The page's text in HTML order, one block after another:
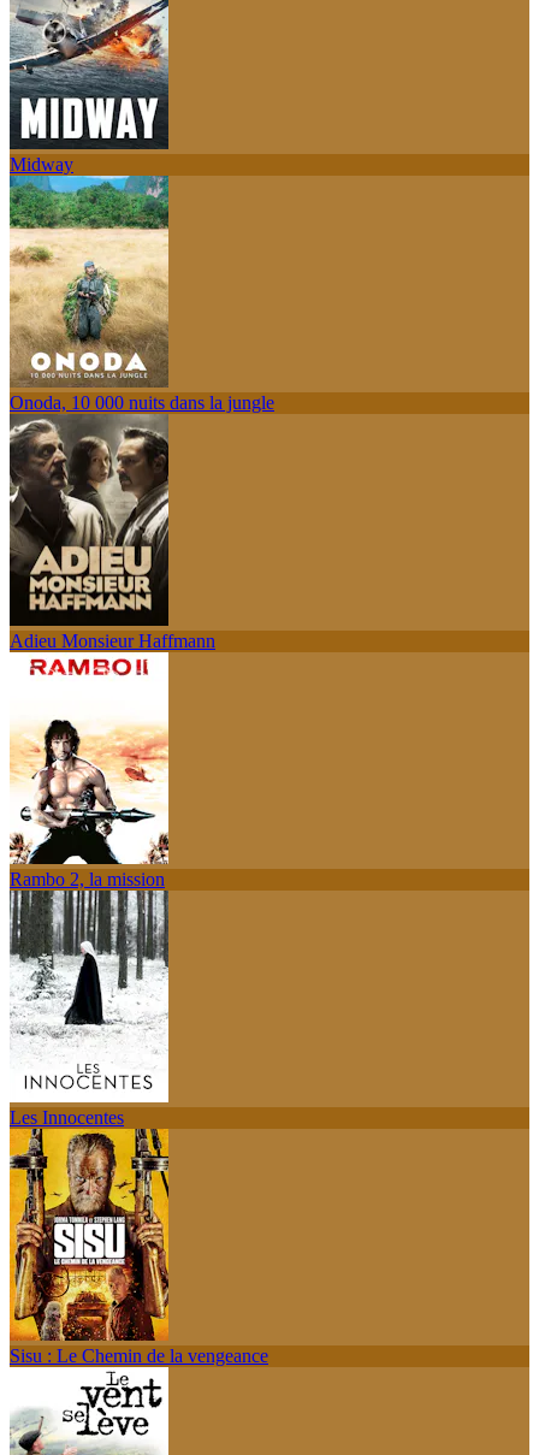
Midway
Onoda, 10 000 nuits dans la jungle
Adieu Monsieur Haffmann
Rambo 2, la mission
Les Innocentes
Sisu : Le Chemin de la vengeance